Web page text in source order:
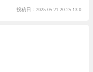
♪
本当にありがとう
投稿日：2025-05-21 20:25:13.0